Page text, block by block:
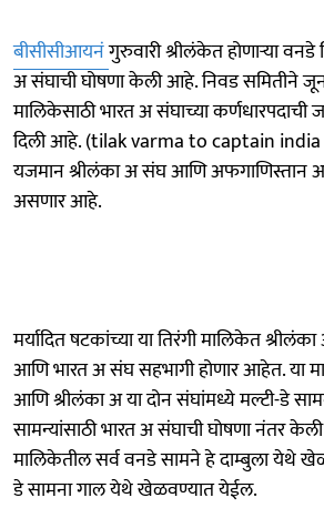
बीसीसीआयनंगुरुवारी श्रीलंकेत होणाऱ्या वनडे
अ संघाची घोषणा केली आहे. निवड समितीने जून
मालिकेसाठी भारत अ संघाच्या कर्णधारपदाची
दिली आहे. (tilak varma to captain india
यजमान श्रीलंका अ संघ आणि अफगाणिस्तान
असणार आहे.
मर्यादित षटकांच्या या तिरंगी मालिकेत
आणि भारत अ संघ सहभागी होणार आहेत. या
आणि श्रीलंका अ या दोन संघांमध्ये मल्टी-डे
सामन्यांसाठी भारत अ संघाची घोषणा नंतर
मालिकेतील सर्व वनडे सामने हे दाम्बुला येथे
डे सामना गाल येथे खेळवण्यात येईल.